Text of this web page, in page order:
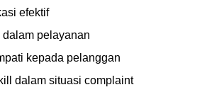
efektif
pelayanan
kepada pelanggan
dalam situasi complaint